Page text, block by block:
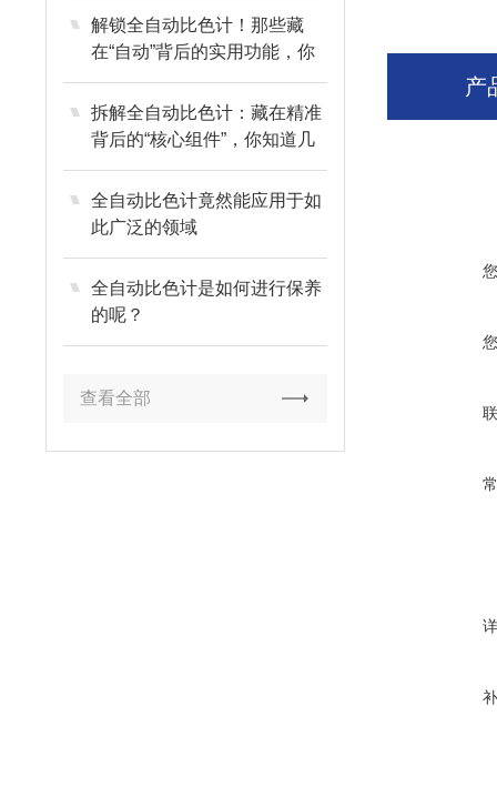
解锁全自动比色计！那些藏
在“自动”背后的实用功能，你
了解多少？
拆解全自动比色计：藏在精准
背后的“核心组件”，你知道几
个？
全自动比色计竟然能应用于如
此广泛的领域
全自动比色计是如何进行保养
的呢？
查看全部
产